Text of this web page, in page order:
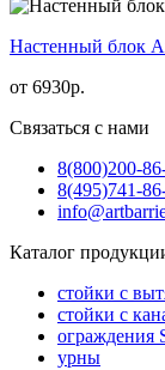
Настенный блок
от 6930р.
Связаться с нами
8(800)200-
8(495)741-
Каталог
стойки с
стойки с
ограждения
урны